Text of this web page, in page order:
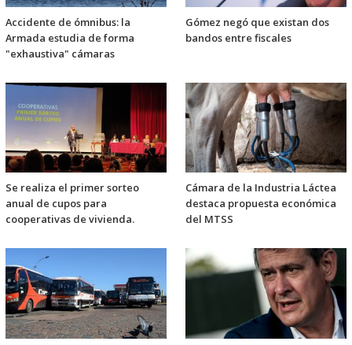
Accidente de ómnibus: la
Armada estudia de forma
"exhaustiva" cámaras
Gómez negó que existan dos
bandos entre fiscales
Se realiza el primer sorteo
anual de cupos para
cooperativas de vivienda.
Cámara de la Industria Láctea
destaca propuesta económica
del MTSS